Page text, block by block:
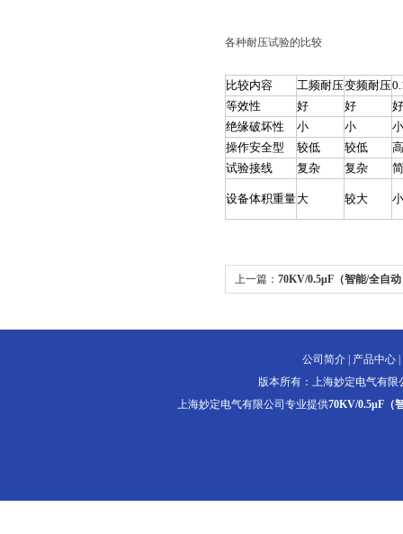
各种耐压试验的比较
比较内容 工频耐压变频耐压
等效性
好 好
好
绝缘破坏性
小 小
小
操作安全型
较低 较低
高
试验接线
复杂 复杂
设备体积重量大 较大 小
上一篇： 70KV/0.5μF（智能/全自
公司简介 产品中心
版本所有：上海妙定电气有
上海妙定电气有限公司专业提供70KV/0.5μF（